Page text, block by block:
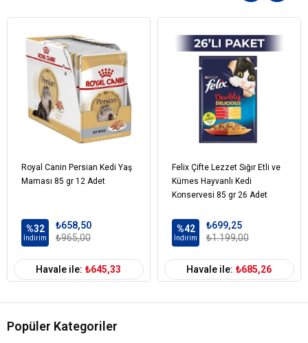
Mayalar
Besinsel Katkı Maddeleri
Vitamin D3: 110 IU
Vitamin E: 100 mg
Vitamin C: 40 mg
Demir (3b103): 2 mg
Bakır (3b405, 3b406): 2,9 mg
Manganez (3b502, 3b503, 3b504): 0,7 mg
Çinko (3b603, 3b605, 3b606): 7 mg
Analitik Bileşenler
Protein: %11,0
Yağ: %3,5
Ham Kül: %1,6
Nem: %80,3
Kalsiyum: %0,28
Fosfor: %0,21
Royal Canin Persian Kedi Yaş
Maması 85 gr 12 Adet
%32
İndirim
₺658,50
₺965,00
Havale ile: ₺645,33
Felix Çifte Lezzet Sığır Etli ve
Kümes Hayvanlı Kedi
Konservesi 85 gr 26 Adet
%42
İndirim
₺699,25
₺1.199,00
Havale ile: ₺685,26
Popüler Kategoriler